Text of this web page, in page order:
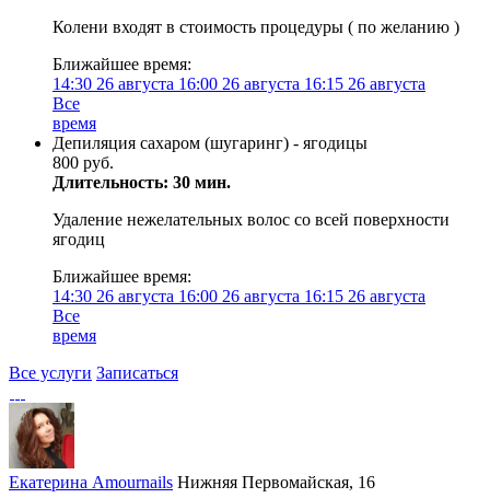
Колени входят в стоимость процедуры ( по желанию )
Ближайшее время:
14:30 26 августа 16:00 26 августа 16:15 26 августа
Все
время
Депиляция сахаром (шугаринг) - ягодицы
800 руб.
Длительность: 30 мин.
Удаление нежелательных волос со всей поверхности
ягодиц
Ближайшее время:
14:30 26 августа 16:00 26 августа 16:15 26 августа
Все
время
Все услуги Записаться
Екатерина Amournails Нижняя Первомайская, 16